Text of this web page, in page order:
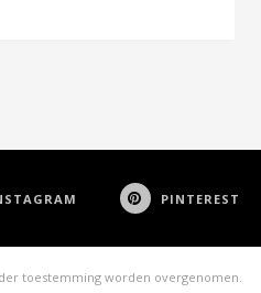
PINTEREST
toestemming worden overgenomen.